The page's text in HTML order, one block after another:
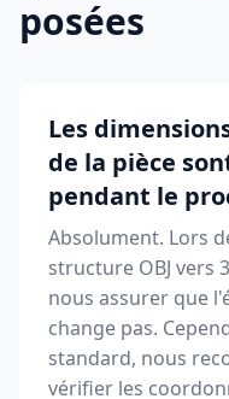
posées
Les
de la pièce
pendant le
Absolument. Lors
structure OBJ vers
nous assurer que
change pas.
standard, nous
vérifier les